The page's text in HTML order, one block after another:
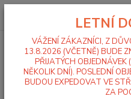
LETNÍ
VÁŽENÍ ZÁKAZNÍCI, Z
13.8.2026 (VČETNĚ) BUDE
PŘIJATÝCH
NĚKOLIK DNÍ). POSLEDNÍ
BUDOU EXPEDOVAT VE
ZA